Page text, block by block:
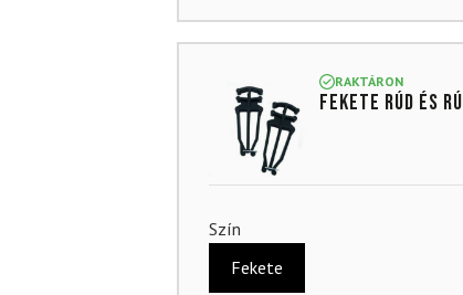
RAKTÁRON
Fekete rúd és
Szín
Fekete